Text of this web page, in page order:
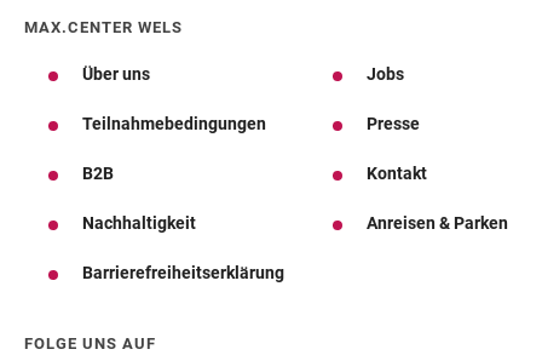
MAX.CENTER WELS
Über uns Jobs
Teilnahmebedingungen Presse
B2B Kontakt
Nachhaltigkeit Anreisen & Parken
Barrierefreiheitserklärung
FOLGE UNS AUF